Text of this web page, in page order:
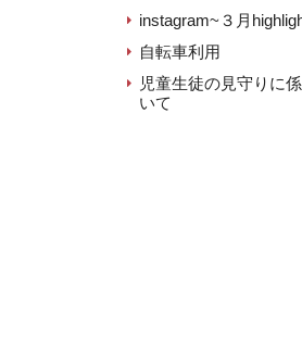
instagram~３月
自転車利用
児童生徒の見守りに
いて